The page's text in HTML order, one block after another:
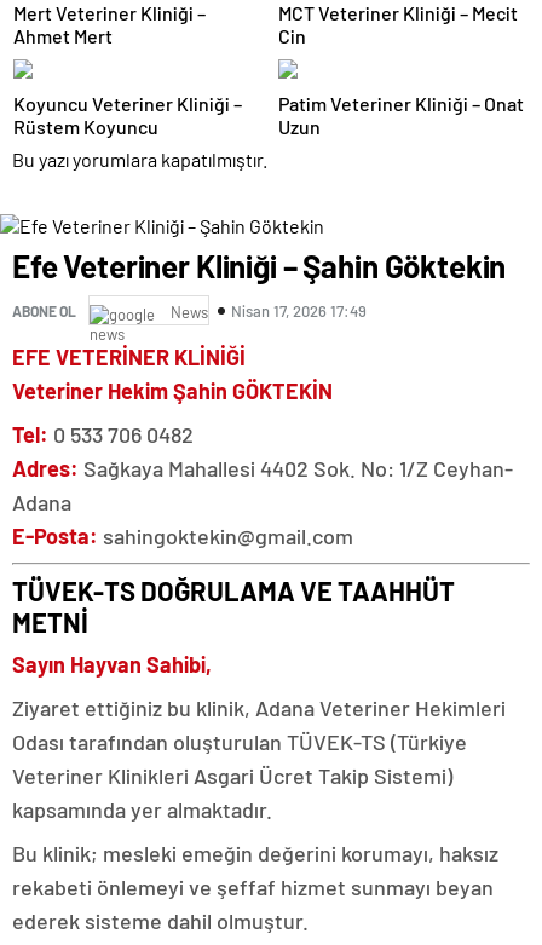
Mert Veteriner Kliniği –
Ahmet Mert
MCT Veteriner Kliniği – Mecit
Cin
Koyuncu Veteriner Kliniği –
Rüstem Koyuncu
Patim Veteriner Kliniği – Onat
Uzun
Bu yazı yorumlara kapatılmıştır.
Efe Veteriner Kliniği – Şahin Göktekin
ABONE OL News Nisan 17, 2026 17:49
EFE VETERİNER KLİNİĞİ
Veteriner Hekim Şahin GÖKTEKİN
Tel: 0 533 706 0482
Adres: Sağkaya Mahallesi 4402 Sok. No: 1/Z Ceyhan-
Adana
E-Posta: sahingoktekin@gmail.com
TÜVEK-TS DOĞRULAMA VE TAAHHÜT
METNİ
Sayın Hayvan Sahibi,
Ziyaret ettiğiniz bu klinik, Adana Veteriner Hekimleri
Odası tarafından oluşturulan TÜVEK-TS (Türkiye
Veteriner Klinikleri Asgari Ücret Takip Sistemi)
kapsamında yer almaktadır.
Bu klinik; mesleki emeğin değerini korumayı, haksız
rekabeti önlemeyi ve şeffaf hizmet sunmayı beyan
ederek sisteme dahil olmuştur.